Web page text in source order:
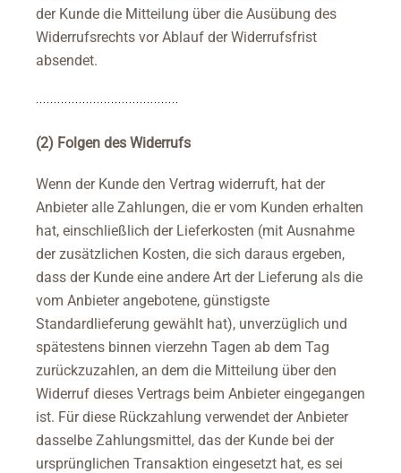
der Kunde die Mitteilung über die Ausübung des
Widerrufsrechts vor Ablauf der Widerrufsfrist
absendet.
(2) Folgen des Widerrufs
Wenn der Kunde den Vertrag widerruft, hat der
Anbieter alle Zahlungen, die er vom Kunden erhalten
hat, einschließlich der Lieferkosten (mit Ausnahme
der zusätzlichen Kosten, die sich daraus ergeben,
dass der Kunde eine andere Art der Lieferung als die
vom Anbieter angebotene, günstigste
Standardlieferung gewählt hat), unverzüglich und
spätestens binnen vierzehn Tagen ab dem Tag
zurückzuzahlen, an dem die Mitteilung über den
Widerruf dieses Vertrags beim Anbieter eingegangen
ist. Für diese Rückzahlung verwendet der Anbieter
dasselbe Zahlungsmittel, das der Kunde bei der
ursprünglichen Transaktion eingesetzt hat, es sei